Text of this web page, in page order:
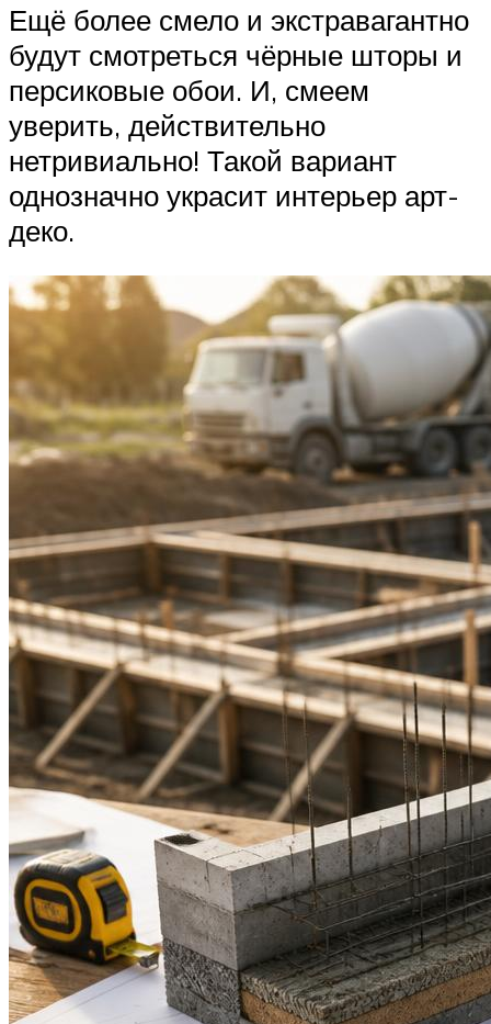
Ещё более смело и экстравагантно
будут смотреться чёрные шторы и
персиковые обои. И, смеем
уверить, действительно
нетривиально! Такой вариант
однозначно украсит интерьер арт-
деко.